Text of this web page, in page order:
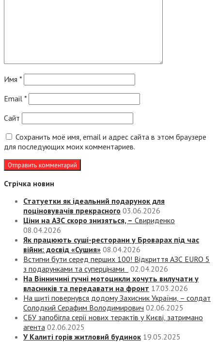
Имя *
Email *
Сайт
Сохранить моё имя, email и адрес сайта в этом браузере
для последующих моих комментариев.
Стрічка новин
Статуетки як ідеальний подарунок для
поціновувачів прекрасного 03.06.2026
Ціни на АЗС скоро знизяться, – Свириденко
08.04.2026
Як працюють суші-ресторани у Броварах під час
війни: досвід «Сушия» 08.04.2026
Встигни бути серед перших 100! Відкриття АЗС EURO 5
з подарунками та суперцінами
02.04.2026
На Вінничині гучні мотоцикли хочуть вилучати у
власників та передавати на фронт 17.03.2026
На щиті повернувся додому Захисник України, – солдат
Солодкий Серафим Володимирович 02.06.2025
СБУ запобігла серії нових терактів у Києві, затримано
агента 02.06.2025
У Калиті горів житловий будинок 19.05.2025